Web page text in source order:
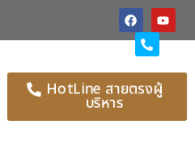
HotLine สายตรงผู้
บริหาร